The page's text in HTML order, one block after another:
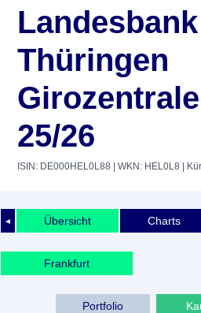
Thüringen
25/26
ISIN: DE000HEL0L88 | WKN: HEL0L8 |
◄ Übersicht Charts
Frankfurt
Portfolio